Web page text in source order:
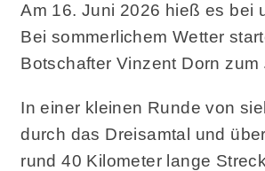
Am 16. Juni 2026 hieß es bei
Bei sommerlichem Wetter
Botschafter Vinzent Dorn zum
In einer kleinen Runde von
durch das Dreisamtal und
rund 40 Kilometer lange